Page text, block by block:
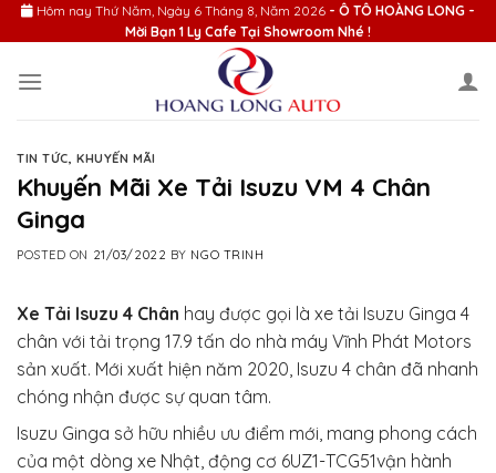
Skip
to
Hôm nay Thứ Năm, Ngày 6 Tháng 8, Năm 2026 - Ô TÔ HOÀNG LONG -
Mời Bạn 1 Ly Cafe Tại Showroom Nhé !
TIN TỨC,KHUYẾN MÃI
Khuyến Mãi Xe Tải Isuzu VM 4 Chân
Ginga
POSTED ON 21/03/2022 BY NGO TRINH
Xe Tải Isuzu 4 Chân hay được gọi là xe tải Isuzu Ginga 4
chân với tải trọng 17.9 tấn do nhà máy Vĩnh Phát Motors
sản xuất. Mới xuất hiện năm 2020, Isuzu 4 chân đã nhanh
chóng nhận được sự quan tâm.
Isuzu Ginga sở hữu nhiều ưu điểm mới, mang phong cách
của một dòng xe Nhật, động cơ 6UZ1-TCG51vận hành